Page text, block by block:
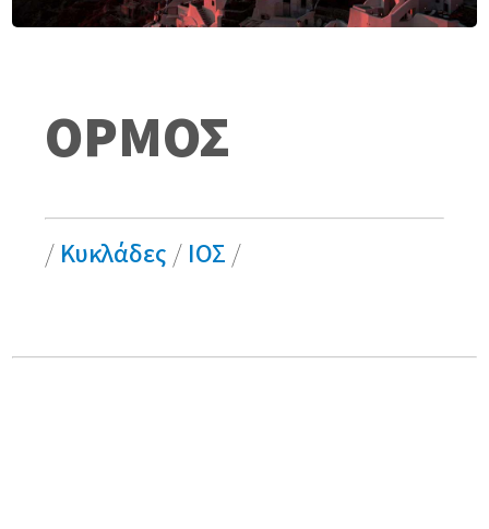
ΟΡΜΟΣ
/ Κυκλάδες / ΙΟΣ /